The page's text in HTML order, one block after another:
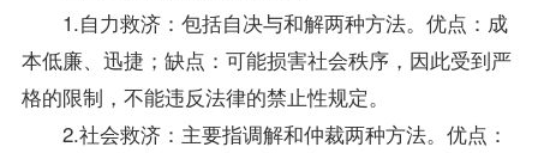
1.自力救济：包括自决与和解两种方法。优点：成
本低廉、迅捷；缺点：可能损害社会秩序，因此受到严
格的限制，不能违反法律的禁止性规定。
2.社会救济：主要指调解和仲裁两种方法。优点：